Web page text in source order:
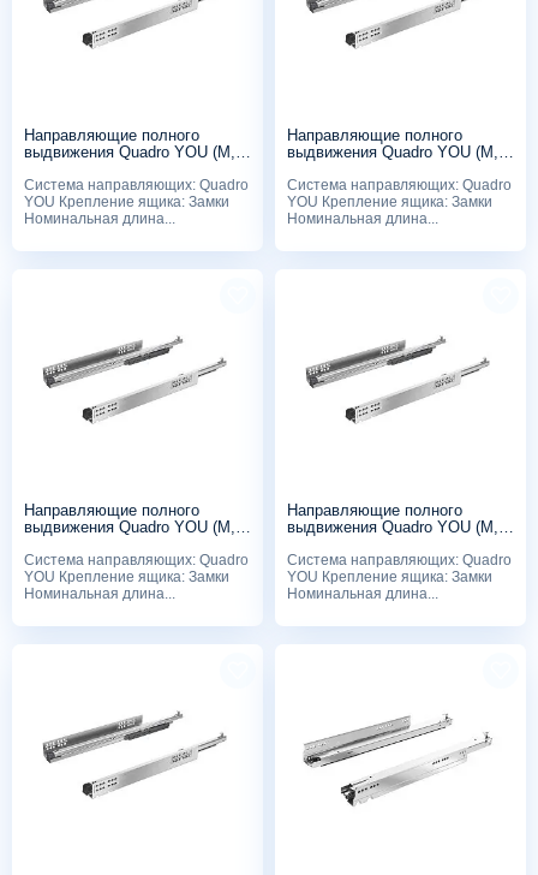
Направляющие полного
выдвижения Quadro YOU (M,
замками
Система направляющих: Quadro
YOU Крепление ящика: Замки
Номинальная длина...
Направляющие полного
выдвижения Quadro YOU (M,
замками
Система направляющих: Quadro
YOU Крепление ящика: Замки
Номинальная длина...
Направляющие полного
выдвижения Quadro YOU (M,
замками
Система направляющих: Quadro
YOU Крепление ящика: Замки
Номинальная длина...
Направляющие полного
выдвижения Quadro YOU (M,
замками
Система направляющих: Quadro
YOU Крепление ящика: Замки
Номинальная длина...